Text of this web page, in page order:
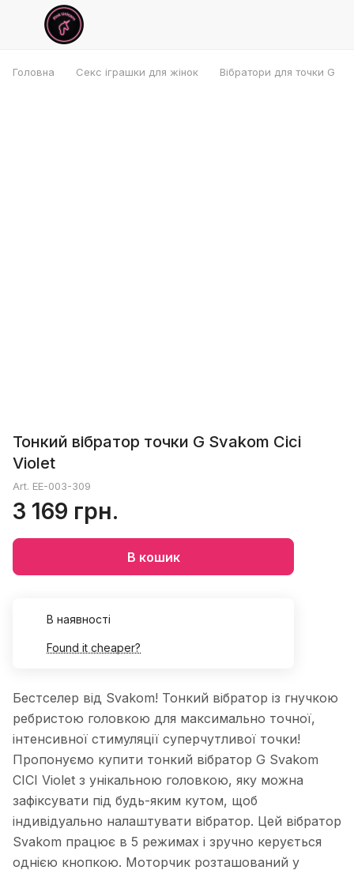
Головна Секс іграшки для жінок Вібратори для точки G
Тонкий вібратор точки G Svakom Cici
Violet
Art. EE-003-309
3 169 грн.
В кошик
В наявності
Found it cheaper?
Бестселер від Svakom! Тонкий вібратор із гнучкою
ребристою головкою для максимально точної,
інтенсивної стимуляції суперчутливої ​​точки!
Пропонуємо купити тонкий вібратор G Svakom
CICI Violet з унікальною головкою, яку можна
зафіксувати під будь-яким кутом, щоб
індивідуально налаштувати вібратор. Цей вібратор
Svakom працює в 5 режимах і зручно керується
однією кнопкою. Моторчик розташований у